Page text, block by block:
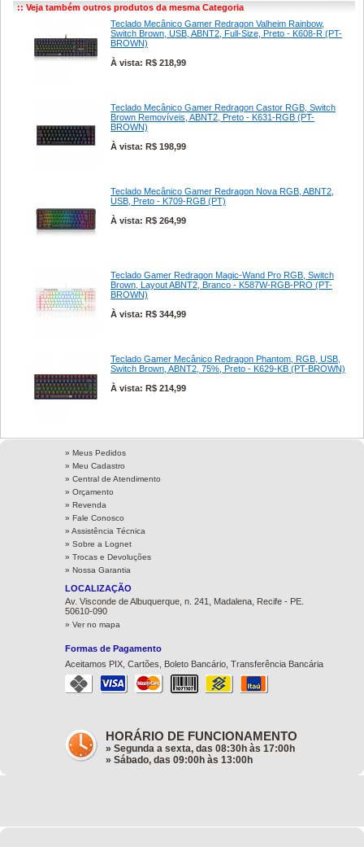
:: Veja também outros produtos da mesma Categoria
Teclado Mecânico Gamer Redragon Valheim Rainbow,
Switch Brown, USB, ABNT2, Full-Size, Preto - K608-R (PT-
BROWN)
À vista: R$ 218,99
Teclado Mecânico Gamer Redragon Castor RGB, Switch
Brown Removíveis, ABNT2, Preto - K631-RGB (PT-
BROWN)
À vista: R$ 198,99
Teclado Mecânico Gamer Redragon Nova RGB, ABNT2,
USB, Preto - K709-RGB (PT)
À vista: R$ 264,99
Teclado Gamer Redragon Magic-Wand Pro RGB, Switch
Brown, Layout ABNT2, Branco - K587W-RGB-PRO (PT-
BROWN)
À vista: R$ 344,99
Teclado Gamer Mecânico Redragon Phantom, RGB, USB,
Switch Brown, ABNT2, 75%, Preto - K629-KB (PT-BROWN)
À vista: R$ 214,99
» Meus Pedidos
» Meu Cadastro
» Central de Atendimento
» Orçamento
» Revenda
» Fale Conosco
» Assistência Técnica
» Sobre a Lognet
» Trocas e Devoluções
» Nossa Garantia
LOCALIZAÇÃO
Av. Visconde de Albuquerque, n. 241, Madalena, Recife - PE.
50610-090
» Ver no mapa
Formas de Pagamento
Aceitamos PIX, Cartões, Boleto Bancário, Transferência Bancária
HORÁRIO DE FUNCIONAMENTO
» Segunda a sexta, das 08:30h às 17:00h
» Sábado, das 09:00h às 13:00h